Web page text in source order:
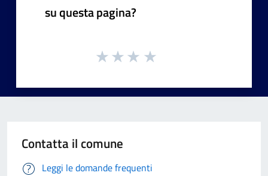
su questa pagina?
Contatta il comune
Leggi le domande frequenti